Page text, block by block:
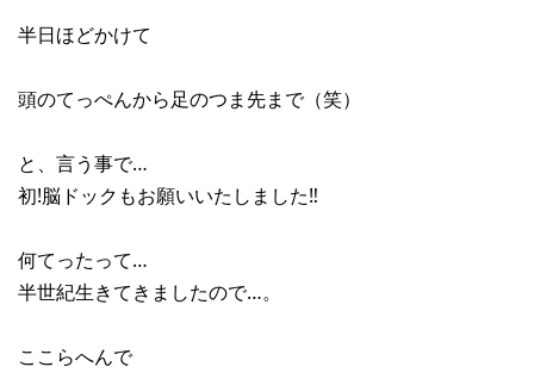
半日ほどかけて
頭のてっぺんから足のつま先まで（笑）
と、言う事で…
初!脳ドックもお願いいたしました‼︎
何てったって…
半世紀生きてきましたので…。
ここらへんで